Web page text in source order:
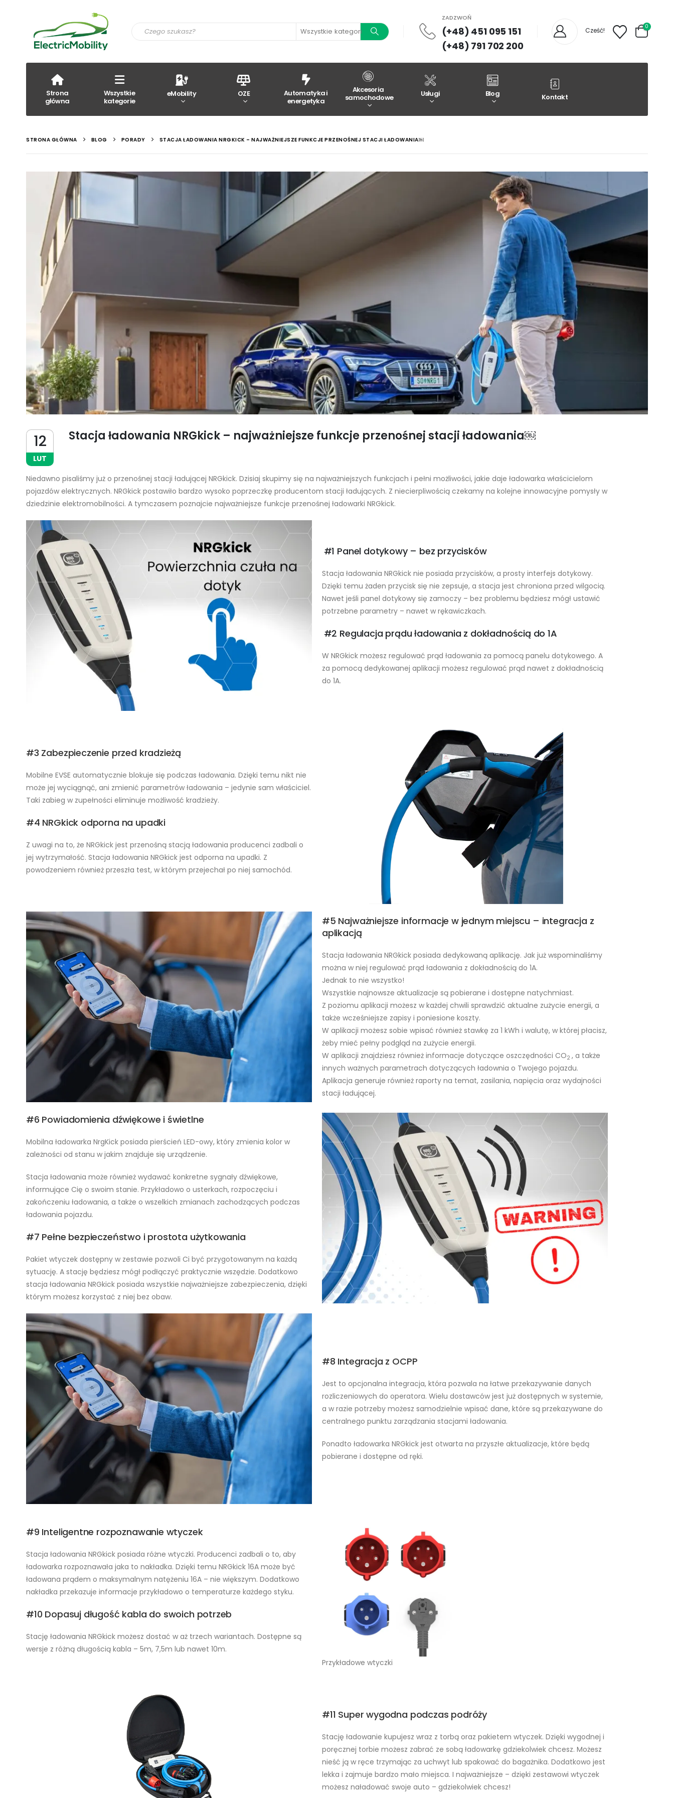
Wszystkie kategorie
ZADZWOŃ
(+48) 451 095 151
(+48) 791 702 200
Cześć! 0
Strona
główna
Wszystkie
kategorie
eMobility OZE
Automatyka i
energetyka
Akcesoria
samochodowe
Usługi Blog Kontakt
STRONA GŁÓWNA BLOG PORADY STACJA ŁADOWANIA NRGKICK – NAJWAŻNIEJSZE FUNKCJE PRZENOŚNEJ STACJI ŁADOWANIA￼
12
LUT
Stacja ładowania NRGkick – najważniejsze funkcje przenośnej stacji ładowania￼
Niedawno pisaliśmy już o przenośnej stacji ładującej NRGkick. Dzisiaj skupimy się na najważniejszych funkcjach i pełni możliwości, jakie daje ładowarka właścicielom
pojazdów elektrycznych. NRGkick postawiło bardzo wysoko poprzeczkę producentom stacji ładujących. Z niecierpliwością czekamy na kolejne innowacyjne pomysły w
dziedzinie elektromobilności. A tymczasem poznajcie najważniejsze funkcje przenośnej ładowarki NRGkick.
#1 Panel dotykowy – bez przycisków
Stacja ładowania NRGkick nie posiada przycisków, a prosty interfejs dotykowy.
Dzięki temu żaden przycisk się nie zepsuje, a stacja jest chroniona przed wilgocią.
Nawet jeśli panel dotykowy się zamoczy – bez problemu będziesz mógł ustawić
potrzebne parametry – nawet w rękawiczkach.
#2 Regulacja prądu ładowania z dokładnością do 1A
W NRGkick możesz regulować prąd ładowania za pomocą panelu dotykowego. A
za pomocą dedykowanej aplikacji możesz regulować prąd nawet z dokładnością
do 1A.
#3 Zabezpieczenie przed kradzieżą
Mobilne EVSE automatycznie blokuje się podczas ładowania. Dzięki temu nikt nie
może jej wyciągnąć, ani zmienić parametrów ładowania – jedynie sam właściciel.
Taki zabieg w zupełności eliminuje możliwość kradzieży.
#4 NRGkick odporna na upadki
Z uwagi na to, że NRGkick jest przenośną stacją ładowania producenci zadbali o
jej wytrzymałość. Stacja ładowania NRGkick jest odporna na upadki. Z
powodzeniem również przeszła test, w którym przejechał po niej samochód.
#5 Najważniejsze informacje w jednym miejscu – integracja z
aplikacją
Stacja ładowania NRGkick posiada dedykowaną aplikację. Jak już wspominaliśmy
można w niej regulować prąd ładowania z dokładnością do 1A.
Jednak to nie wszystko!
Wszystkie najnowsze aktualizacje są pobierane i dostępne natychmiast.
Z poziomu aplikacji możesz w każdej chwili sprawdzić aktualne zużycie energii, a
także wcześniejsze zapisy i poniesione koszty.
W aplikacji możesz sobie wpisać również stawkę za 1 kWh i walutę, w której płacisz,
żeby mieć pełny podgląd na zużycie energii.
W aplikacji znajdziesz również informacje dotyczące oszczędności CO2 , a także
innych ważnych parametrach dotyczących ładownia o Twojego pojazdu.
Aplikacja generuje również raporty na temat, zasilania, napięcia oraz wydajności
stacji ładującej.
#6 Powiadomienia dźwiękowe i świetlne
Mobilna ładowarka NrgKick posiada pierścień LED-owy, który zmienia kolor w
zależności od stanu w jakim znajduje się urządzenie.
Stacja ładowania może również wydawać konkretne sygnały dźwiękowe,
informujące Cię o swoim stanie. Przykładowo o usterkach, rozpoczęciu i
zakończeniu ładowania, a także o wszelkich zmianach zachodzących podczas
ładowania pojazdu.
#7 Pełne bezpieczeństwo i prostota użytkowania
Pakiet wtyczek dostępny w zestawie pozwoli Ci być przygotowanym na każdą
sytuację. A stację będziesz mógł podłączyć praktycznie wszędzie. Dodatkowo
stacja ładowania NRGkick posiada wszystkie najważniejsze zabezpieczenia, dzięki
którym możesz korzystać z niej bez obaw.
#8 Integracja z OCPP
Jest to opcjonalna integracja, która pozwala na łatwe przekazywanie danych
rozliczeniowych do operatora. Wielu dostawców jest już dostępnych w systemie,
a w razie potrzeby możesz samodzielnie wpisać dane, które są przekazywane do
centralnego punktu zarządzania stacjami ładowania.
Ponadto ładowarka NRGkick jest otwarta na przyszłe aktualizacje, które będą
pobierane i dostępne od ręki.
#9 Inteligentne rozpoznawanie wtyczek
Stacja ładowania NRGkick posiada różne wtyczki. Producenci zadbali o to, aby
ładowarka rozpoznawała jaka to nakładka. Dzięki temu NRGkick 16A może być
ładowana prądem o maksymalnym natężeniu 16A – nie większym. Dodatkowo
nakładka przekazuje informacje przykładowo o temperaturze każdego styku.
#10 Dopasuj długość kabla do swoich potrzeb
Stację ładowania NRGkick możesz dostać w aż trzech wariantach. Dostępne są
wersje z różną długością kabla – 5m, 7,5m lub nawet 10m.
Przykładowe wtyczki
#11 Super wygodna podczas podróży
Stację ładowanie kupujesz wraz z torbą oraz pakietem wtyczek. Dzięki wygodnej i
poręcznej torbie możesz zabrać ze sobą ładowarkę gdziekolwiek chcesz. Możesz
nieść ją w ręce trzymając za uchwyt lub spakować do bagażnika. Dodatkowo jest
lekka i zajmuje bardzo mało miejsca. I najważniejsze – dzięki zestawowi wtyczek
możesz naładować swoje auto – gdziekolwiek chcesz!